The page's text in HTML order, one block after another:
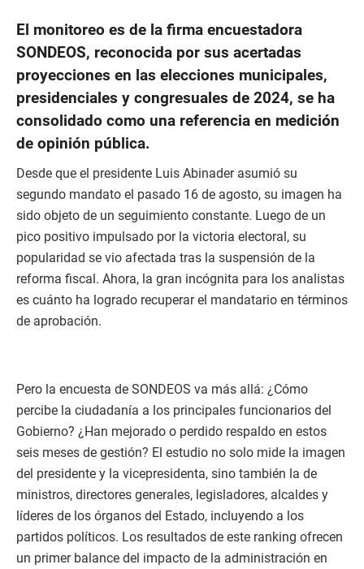
El monitoreo es de la firma encuestadora
SONDEOS, reconocida por sus acertadas
proyecciones en las elecciones municipales,
presidenciales y congresuales de 2024, se ha
consolidado como una referencia en medición
de opinión pública.
Desde que el presidente Luis Abinader asumió su
segundo mandato el pasado 16 de agosto, su imagen ha
sido objeto de un seguimiento constante. Luego de un
pico positivo impulsado por la victoria electoral, su
popularidad se vio afectada tras la suspensión de la
reforma fiscal. Ahora, la gran incógnita para los analistas
es cuánto ha logrado recuperar el mandatario en términos
de aprobación.
Pero la encuesta de SONDEOS va más allá: ¿Cómo
percibe la ciudadanía a los principales funcionarios del
Gobierno? ¿Han mejorado o perdido respaldo en estos
seis meses de gestión? El estudio no solo mide la imagen
del presidente y la vicepresidenta, sino también la de
ministros, directores generales, legisladores, alcaldes y
líderes de los órganos del Estado, incluyendo a los
partidos políticos. Los resultados de este ranking ofrecen
un primer balance del impacto de la administración en